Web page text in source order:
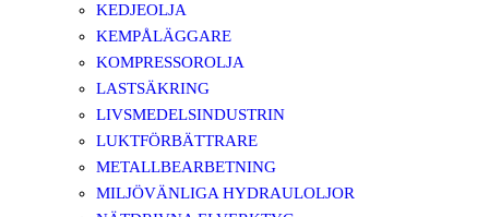
KEDJEOLJA
KEMPÅLÄGGARE
KOMPRESSOROLJA
LASTSÄKRING
LIVSMEDELSINDUSTRIN
LUKTFÖRBÄTTRARE
METALLBEARBETNING
MILJÖVÄNLIGA HYDRAULOLJOR